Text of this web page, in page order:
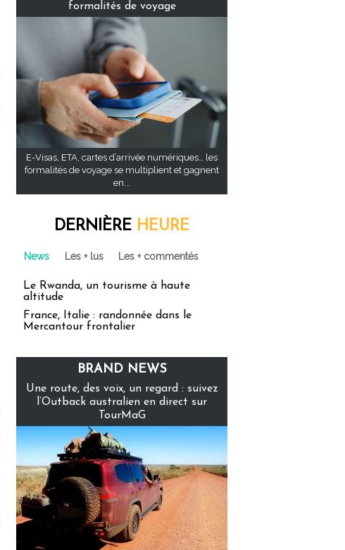
formalités de voyage
E-Visas, ETA, cartes d’arrivée numériques… les
formalités de voyage se multiplient et gagnent
en...
DERNIÈRE HEURE
News Les + lus Les + commentés
Le Rwanda, un tourisme à haute
altitude
France, Italie : randonnée dans le
Mercantour frontalier
BRAND NEWS
Une route, des voix, un regard : suivez
l’Outback australien en direct sur
TourMaG